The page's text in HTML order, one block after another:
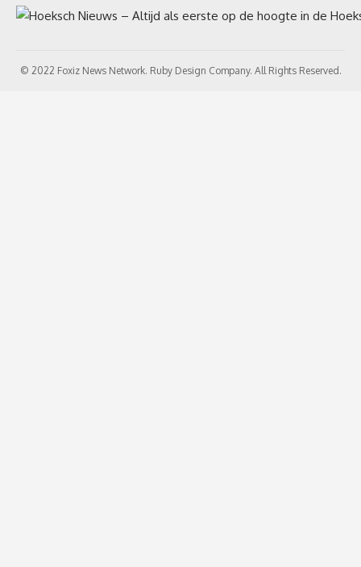
© 2022 Foxiz News Network. Ruby Design Company. All Rights Reserved.